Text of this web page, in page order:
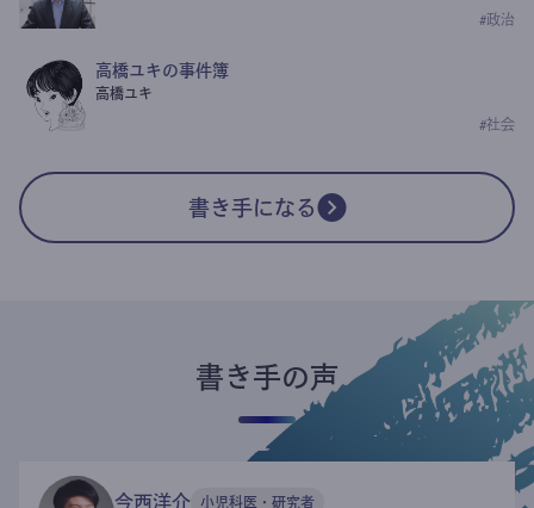
#政治
高橋ユキの事件簿
高橋ユキ
#社会
書き手になる
書き手の声
今西洋介 小児科医・研究者